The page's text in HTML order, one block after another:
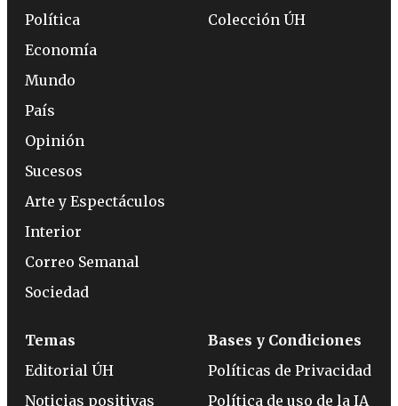
Política
Economía
Mundo
País
Opinión
Sucesos
Arte y Espectáculos
Interior
Correo Semanal
Sociedad
Colección ÚH
Temas
Editorial ÚH
Noticias positivas
Bases y Condiciones
Políticas de Privacidad
Política de uso de la IA